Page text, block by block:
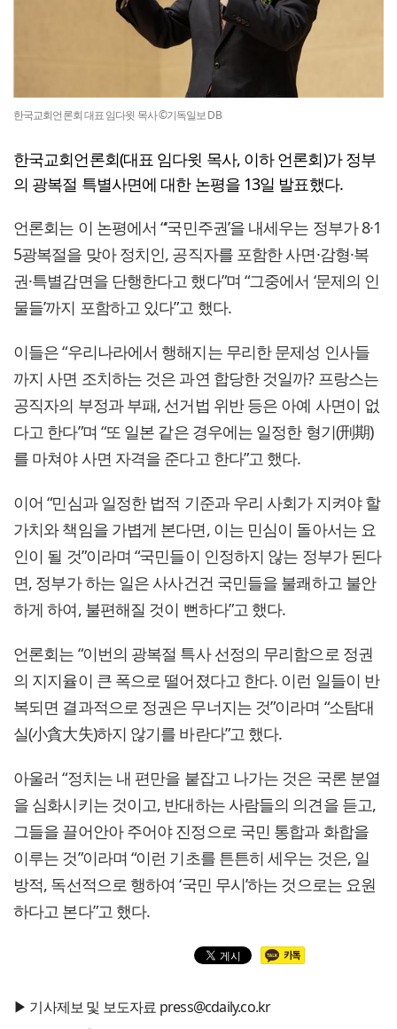
한국교회언론회 대표 임다윗 목사 ©기독일보 DB
한국교회언론회(대표 임다윗 목사, 이하 언론회)가 정부
의 광복절 특별사면에 대한 논평을 13일 발표했다.
언론회는 이 논평에서 “‘국민주권’을 내세우는 정부가 8·1
5광복절을 맞아 정치인, 공직자를 포함한 사면·감형·복
권·특별감면을 단행한다고 했다”며 “그중에서 ‘문제의 인
물들’까지 포함하고 있다”고 했다.
이들은 “우리나라에서 행해지는 무리한 문제성 인사들
까지 사면 조치하는 것은 과연 합당한 것일까? 프랑스는
공직자의 부정과 부패, 선거법 위반 등은 아예 사면이 없
다고 한다”며 “또 일본 같은 경우에는 일정한 형기(刑期)
를 마쳐야 사면 자격을 준다고 한다”고 했다.
이어 “민심과 일정한 법적 기준과 우리 사회가 지켜야 할
가치와 책임을 가볍게 본다면, 이는 민심이 돌아서는 요
인이 될 것”이라며 “국민들이 인정하지 않는 정부가 된다
면, 정부가 하는 일은 사사건건 국민들을 불쾌하고 불안
하게 하여, 불편해질 것이 뻔하다”고 했다.
언론회는 “이번의 광복절 특사 선정의 무리함으로 정권
의 지지율이 큰 폭으로 떨어졌다고 한다. 이런 일들이 반
복되면 결과적으로 정권은 무너지는 것”이라며 “소탐대
실(小貪大失)하지 않기를 바란다”고 했다.
아울러 “정치는 내 편만을 붙잡고 나가는 것은 국론 분열
을 심화시키는 것이고, 반대하는 사람들의 의견을 듣고,
그들을 끌어안아 주어야 진정으로 국민 통합과 화합을
이루는 것”이라며 “이런 기초를 튼튼히 세우는 것은, 일
방적, 독선적으로 행하여 ‘국민 무시’하는 것으로는 요원
하다고 본다”고 했다.
▶ 기사제보 및 보도자료 press@cdaily.co.kr